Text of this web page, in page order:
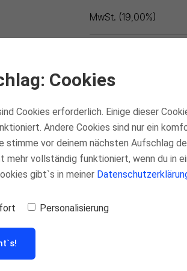
MwSt. (19,00%)
Cookies
Cookies erforderlich. Einige dieser
Andere Cookies sind nur ein
vor deinem nächsten Aufschlag
mehr vollständig funktioniert, wenn du in
gibt`s in meiner
Personalisierung